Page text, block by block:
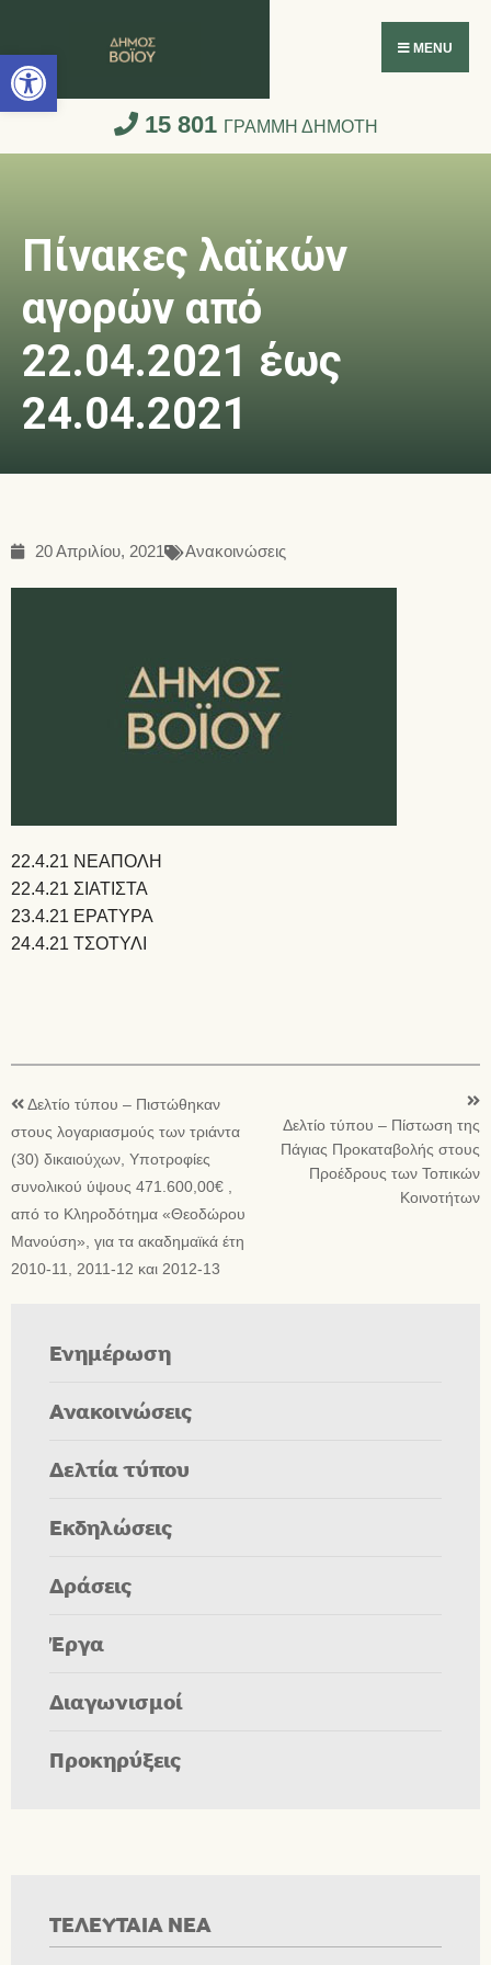
Ανοίξτε τη γραμμή εργαλείων
MENU
15 801 ΓΡΑΜΜΗ ΔΗΜΟΤΗ
Πίνακες λαϊκών
αγορών από
22.04.2021 έως
24.04.2021
20 Απριλίου, 2021 Ανακοινώσεις
22.4.21 ΝΕΑΠΟΛΗ
22.4.21 ΣΙΑΤΙΣΤΑ
23.4.21 ΕΡΑΤΥΡΑ
24.4.21 ΤΣΟΤΥΛΙ
Δελτίο τύπου – Πιστώθηκαν
στους λογαριασμούς των τριάντα
(30) δικαιούχων, Υποτροφίες
συνολικού ύψους 471.600,00€ ,
από το Κληροδότημα «Θεοδώρου
Μανούση», για τα ακαδημαϊκά έτη
2010-11, 2011-12 και 2012-13
Δελτίο τύπου – Πίστωση της
Πάγιας Προκαταβολής στους
Προέδρους των Τοπικών
Κοινοτήτων
Ενημέρωση
Ανακοινώσεις
Δελτία τύπου
Εκδηλώσεις
Δράσεις
Έργα
Διαγωνισμοί
Προκηρύξεις
ΤΕΛΕΥΤΑΙΑ ΝΕΑ